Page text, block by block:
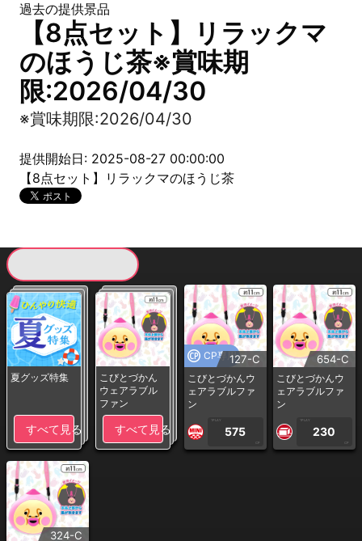
過去の提供景品
【8点セット】リラックマ
のほうじ茶※賞味期
限:2026/04/30
※賞味期限:2026/04/30
提供開始日: 2025-08-27 00:00:00
【8点セット】リラックマのほうじ茶
夏グッズ特集
すべて見る
こびとづかん
ウェアラブル
ファン
すべて見る
CP専用127-C
こびとづかんウ
ェアラブルファ
ン
1PLAY
575
CP
654-C
こびとづかんウ
ェアラブルファ
ン
1PLAY
230
CP
324-C